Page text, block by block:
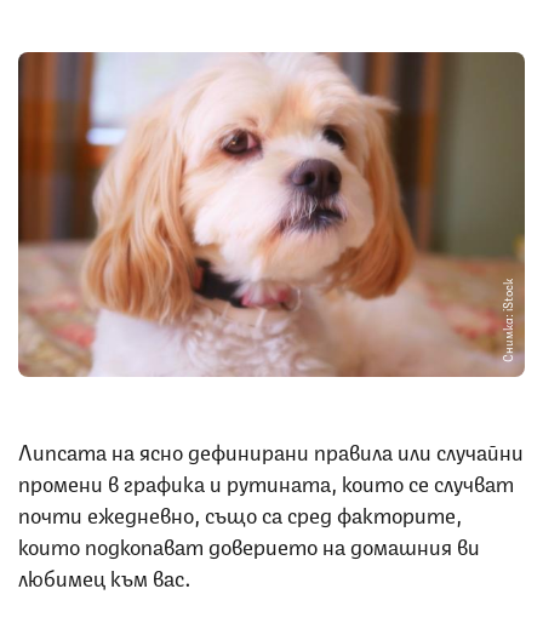
Снимка: iStock
Липсата на ясно дефинирани правила или случайни
промени в графика и рутината, които се случват
почти ежедневно, също са сред факторите,
които подкопават доверието на домашния ви
любимец към вас.